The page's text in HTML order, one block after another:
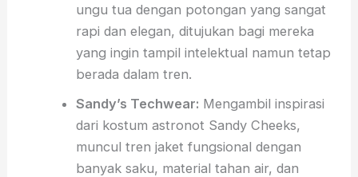
ungu tua dengan potongan yang sangat
rapi dan elegan, ditujukan bagi mereka
yang ingin tampil intelektual namun tetap
berada dalam tren.
Sandy’s Techwear: Mengambil inspirasi
dari kostum astronot Sandy Cheeks,
muncul tren jaket fungsional dengan
banyak saku, material tahan air, dan